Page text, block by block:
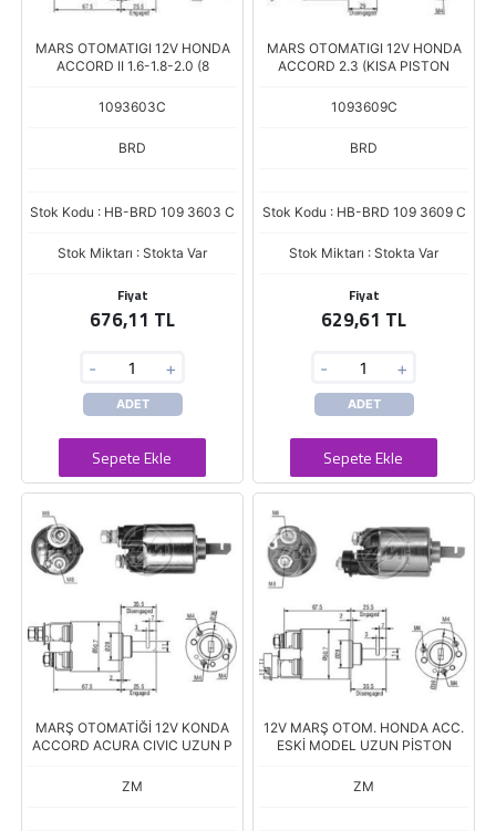
MARS OTOMATIGI 12V HONDA
ACCORD II 1.6-1.8-2.0 (8
1093603C
BRD
Stok Kodu : HB-BRD 109 3603 C
Stok Miktarı : Stokta Var
Fiyat
676,11 TL
- +
ADET
Sepete Ekle
MARS OTOMATIGI 12V HONDA
ACCORD 2.3 (KISA PISTON
1093609C
BRD
Stok Kodu : HB-BRD 109 3609 C
Stok Miktarı : Stokta Var
Fiyat
629,61 TL
- +
ADET
Sepete Ekle
MARŞ OTOMATİĞİ 12V KONDA
ACCORD ACURA CIVIC UZUN P
ZM
12V MARŞ OTOM. HONDA ACC.
ESKİ MODEL UZUN PİSTON
ZM